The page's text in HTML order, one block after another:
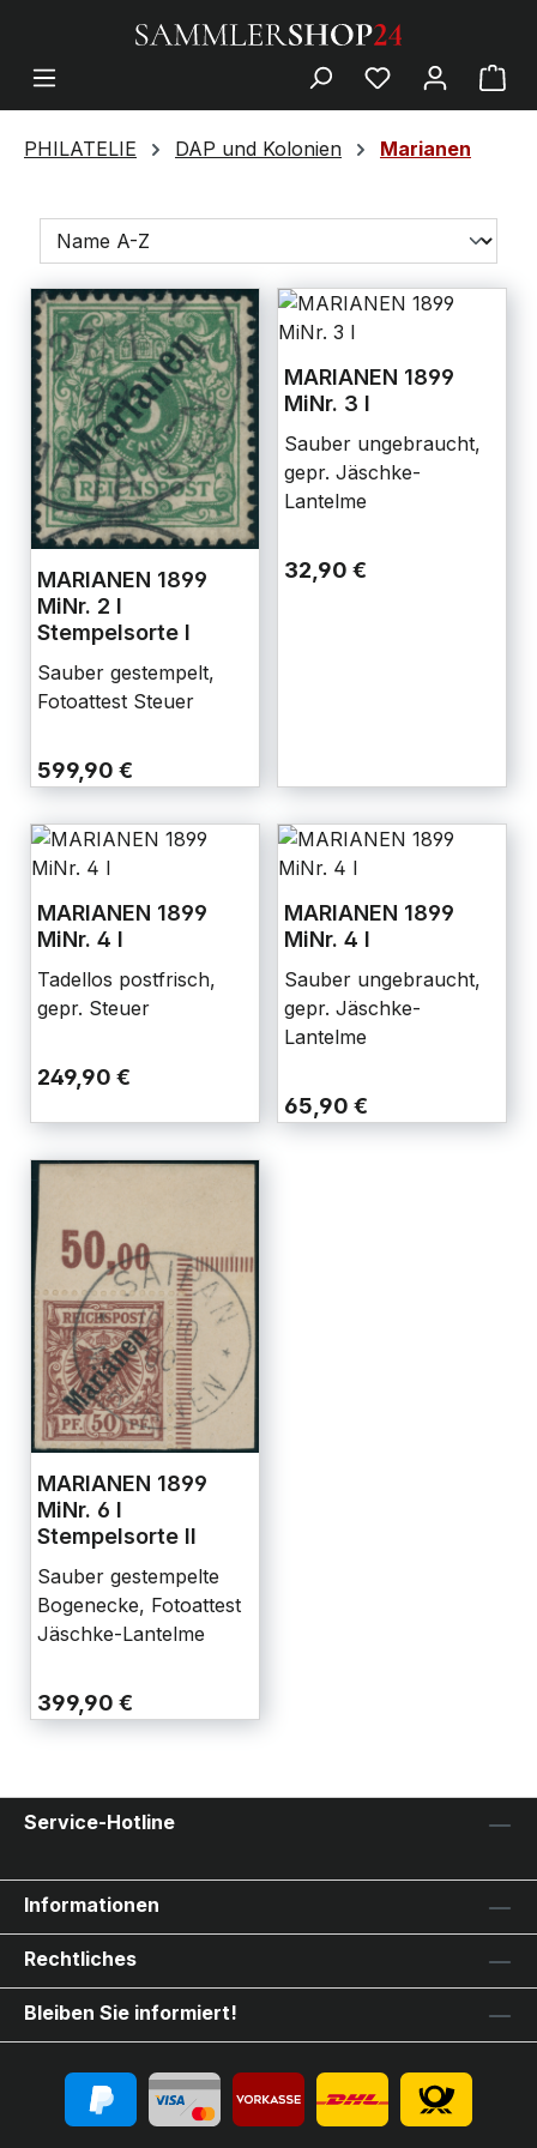
PHILATELIE DAP und Kolonien Marianen
MARIANEN 1899
MiNr. 2 I
Stempelsorte I
Sauber gestempelt,
Fotoattest Steuer
599,90 €
MARIANEN 1899
MiNr. 3 I
Sauber ungebraucht,
gepr. Jäschke-
Lantelme
32,90 €
MARIANEN 1899
MiNr. 4 I
Tadellos postfrisch,
gepr. Steuer
249,90 €
MARIANEN 1899
MiNr. 4 I
Sauber ungebraucht,
gepr. Jäschke-
Lantelme
65,90 €
MARIANEN 1899
MiNr. 6 I
Stempelsorte II
Sauber gestempelte
Bogenecke, Fotoattest
Jäschke-Lantelme
399,90 €
Service-Hotline
Informationen
Rechtliches
Bleiben Sie informiert!